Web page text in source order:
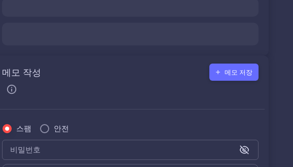
메모 작성 메모 저장
스팸 안전
비밀번호